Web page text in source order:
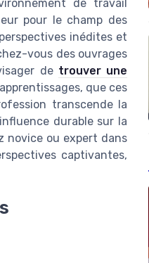
de travail
pour le champ des
inédites et
vous des ouvrages
de trouver une
que ces
transcende la
durable sur la
novice ou expert dans
captivantes,